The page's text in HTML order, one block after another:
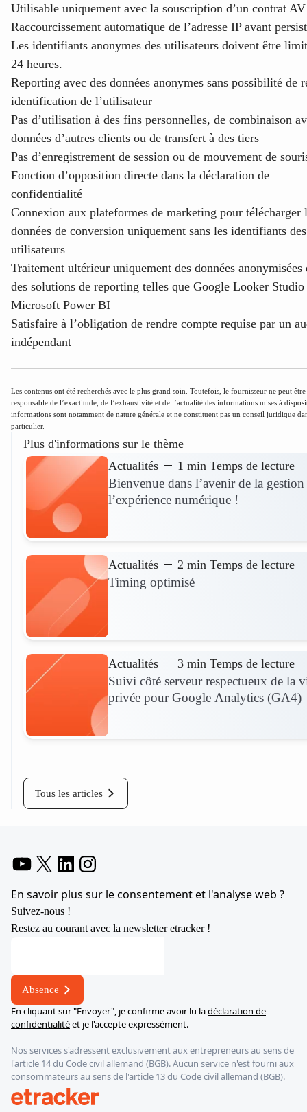
Utilisable uniquement avec la souscription d’un contrat AV
Raccourcissement automatique de l’adresse IP avant
Les identifiants anonymes des utilisateurs doivent être
24 heures.
Reporting avec des données anonymes sans possibilité de
identification de l’utilisateur
Pas d’utilisation à des fins personnelles, de combinaison
données d’autres clients ou de transfert à des tiers
Pas d’enregistrement de session ou de mouvement de
Fonction d’opposition directe dans la déclaration de
confidentialité
Connexion aux plateformes de marketing pour télécharger
données de conversion uniquement sans les identifiants des
utilisateurs
Traitement ultérieur uniquement des données anonymisées
des solutions de reporting telles que Google Looker Studio
Microsoft Power BI
Satisfaire à l’obligation de rendre compte requise par un
indépendant
Les contenus ont été recherchés avec le plus grand soin. Toutefois, le fournisseur ne peut
responsable de l’exactitude, de l’exhaustivité et de l’actualité des informations mises à
informations sont notamment de nature générale et ne constituent pas un conseil juridique
particulier.
Plus d'informations sur le thème
Actualités
1 min Temps de lecture
Bienvenue dans l’avenir de la gestion
l’expérience numérique !
Actualités 2 min Temps de lecture
Timing optimisé
Actualités 3 min Temps de lecture
Suivi côté serveur respectueux de la
privée pour Google Analytics (GA4)
Tous les articles
En savoir plus sur le consentement et l'analyse web ?
Suivez-nous !
Restez au courant avec la newsletter etracker !
Adresse
Absence
En cliquant sur "Envoyer", je confirme avoir lu ladéclaration de
confidentialitéet je l'accepte expressément.
Nos services s'adressent exclusivement aux entrepreneurs au sens de
l'article 14 du Code civil allemand (BGB). Aucun service n'est fourni aux
consommateurs au sens de l'article 13 du Code civil allemand (BGB).